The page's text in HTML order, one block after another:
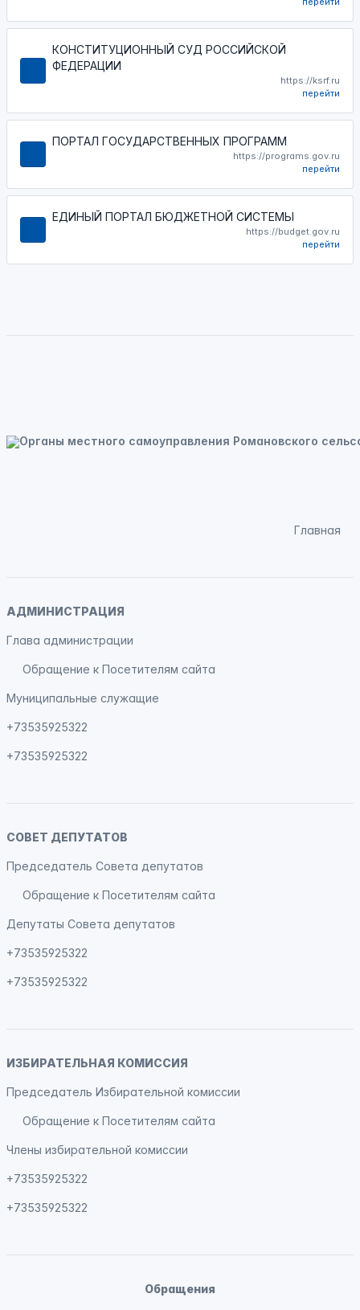
КОНСТИТУЦИОННЫЙ СУД РОССИЙСКОЙ
ФЕДЕРАЦИИ
https://ksrf.ru
перейти
ПОРТАЛ ГОСУДАРСТВЕННЫХ ПРОГРАММ
https://programs.gov.ru
перейти
ЕДИНЫЙ ПОРТАЛ БЮДЖЕТНОЙ СИСТЕМЫ
https://budget.gov.ru
перейти
Главная
АДМИНИСТРАЦИЯ
Глава администрации
Обращение к Посетителям сайта
Муниципальные служащие
+73535925322
+73535925322
СОВЕТ ДЕПУТАТОВ
Председатель Совета депутатов
Обращение к Посетителям сайта
Депутаты Совета депутатов
+73535925322
+73535925322
ИЗБИРАТЕЛЬНАЯ КОМИССИЯ
Председатель Избирательной комиссии
Обращение к Посетителям сайта
Члены избирательной комиссии
+73535925322
+73535925322
Обращения